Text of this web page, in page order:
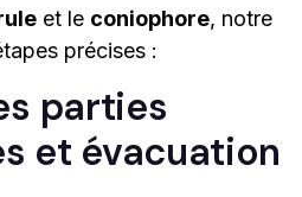
et le coniophore, notre
précises :
parties
et évacuation